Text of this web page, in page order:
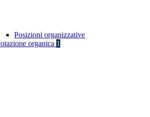
Posizioni organizzative
organica 1